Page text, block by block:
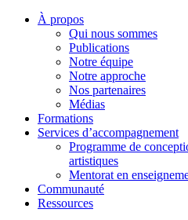
À propos
Qui nous sommes
Publications
Notre équipe
Notre approche
Nos partenaires
Médias
Formations
Services d’accompagnement
Programme de
artistiques
Mentorat en
Communauté
Ressources